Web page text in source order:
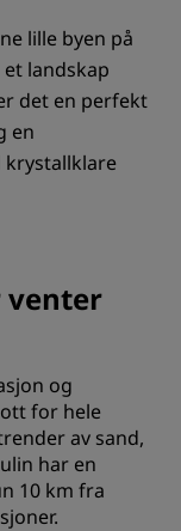
lille byen på
landskap
det en perfekt
en
venter
og
for hele
av sand,
har en
10 km fra